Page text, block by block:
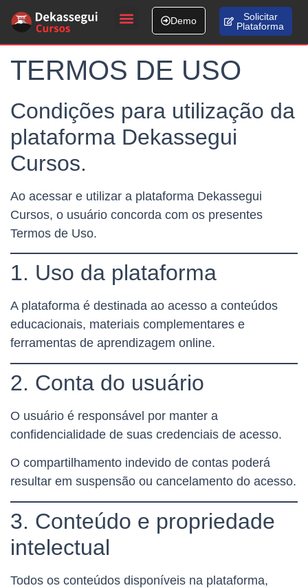
Demo
Solicitar
Plataforma
TERMOS DE USO
Condições para utilização da
plataforma Dekassegui
Cursos.
Ao acessar e utilizar a plataforma Dekassegui
Cursos, o usuário concorda com os presentes
Termos de Uso.
1. Uso da plataforma
A plataforma é destinada ao acesso a conteúdos
educacionais, materiais complementares e
ferramentas de aprendizagem online.
2. Conta do usuário
O usuário é responsável por manter a
confidencialidade de suas credenciais de acesso.
O compartilhamento indevido de contas poderá
resultar em suspensão ou cancelamento do acesso.
3. Conteúdo e propriedade
intelectual
Todos os conteúdos disponíveis na plataforma,